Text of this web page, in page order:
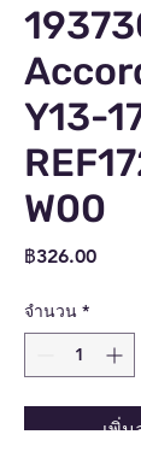
Y13-
W00
฿326.00ราคา
จำนวน *
เพิ่ม